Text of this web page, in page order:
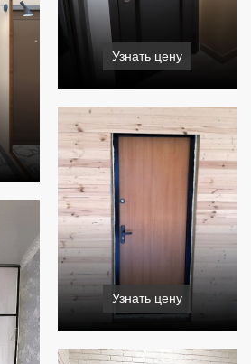
Узнать цену
Узнать цену